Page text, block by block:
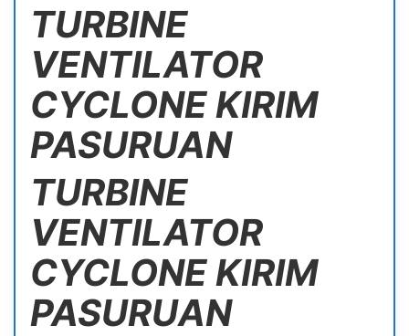
TURBINE
VENTILATOR
CYCLONE KIRIM
PASURUAN
TURBINE
VENTILATOR
CYCLONE KIRIM
PASURUAN